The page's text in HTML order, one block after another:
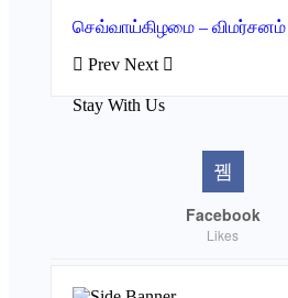
செவ்வாய்கிழமை – விமர்சனம்
Prev Next
Stay With Us
Facebook
Likes